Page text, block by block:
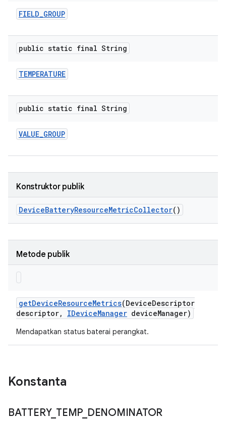
FIELD_GROUP
public static final String
TEMPERATURE
public static final String
VALUE_GROUP
Konstruktor publik
DeviceBatteryResourceMetricCollector()
Metode publik
getDeviceResourceMetrics(DeviceDescriptor
descriptor, IDeviceManager deviceManager)
Mendapatkan status baterai perangkat.
Konstanta
BATTERY_ TEMP_ DENOMINATOR